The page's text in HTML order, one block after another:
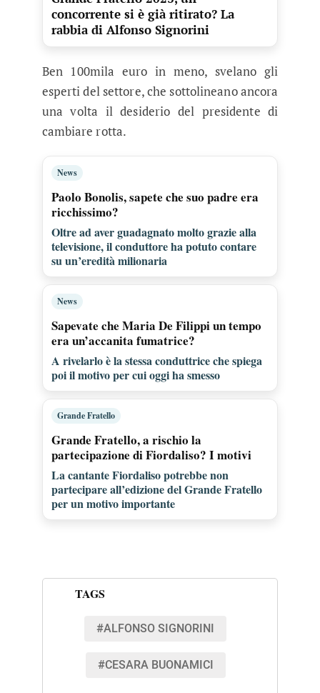
concorrente si è già ritirato? La
rabbia di Alfonso Signorini
Ben 100mila euro in meno, svelano gli
esperti del settore, che sottolineano ancora
una volta il desiderio del presidente di
cambiare rotta.
News
Paolo Bonolis, sapete che suo padre era
ricchissimo?
Oltre ad aver guadagnato molto grazie alla
televisione, il conduttore ha potuto contare
su un’eredità milionaria
News
Sapevate che Maria De Filippi un tempo
era un’accanita fumatrice?
A rivelarlo è la stessa conduttrice che spiega
poi il motivo per cui oggi ha smesso
Grande Fratello
Grande Fratello, a rischio la
partecipazione di Fiordaliso? I motivi
La cantante Fiordaliso potrebbe non
partecipare all’edizione del Grande Fratello
per un motivo importante
TAGS
#ALFONSO SIGNORINI
#CESARA BUONAMICI